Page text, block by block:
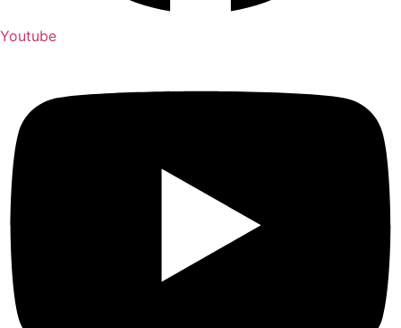
Youtube